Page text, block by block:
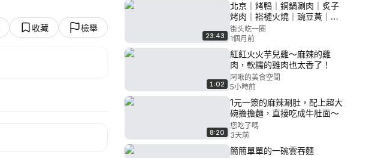
收藏 檢舉
23:43
北京｜烤鴨｜銅鍋涮肉｜炙子
烤肉｜褡褳火燒｜豌豆黃｜豆
汁｜炸醬麵｜爆肚｜炸灌腸｜
門釘肉餅｜炸松肉｜滷煮｜麵
茶｜打滷麵
街头吃一圈
1個月前
1:02
紅紅火火芋兒雞～麻辣的雞
肉，軟糯的雞肉也太香了！
阿啾的美食空間
5小時前
8:20
1元一簽的麻辣涮肚，配上超大
碗擔擔麵，直接吃成牛肚面～
您吃了嗎
3天前
簡簡單單的一碗雲吞麵